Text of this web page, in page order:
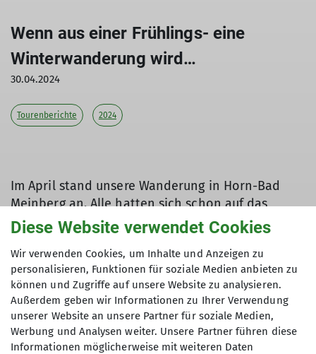
Wenn aus einer Frühlings- eine
Winterwanderung wird…
30.04.2024
Tourenberichte 2024
Im April stand unsere Wanderung in Horn-Bad
Meinberg an. Alle hatten sich schon auf das
frische Grün und die leuchtenden Rapsfelder
Starpunktes fuhren, wurde uns klar: Das wird
heute eher winterlich…
Dort angekommen: geschlossene Schneedecke,
10-15 cm Neuschnee.
Aber wir wären nicht die Sektion Minden, wenn
wir uns davon hätten abhalten lassen.
Diese Website verwendet Cookies
Wir verwenden Cookies, um Inhalte und Anzeigen zu
personalisieren, Funktionen für soziale Medien anbieten zu
können und Zugriffe auf unsere Website zu analysieren.
Außerdem geben wir Informationen zu Ihrer Verwendung
unserer Website an unsere Partner für soziale Medien,
Werbung und Analysen weiter. Unsere Partner führen diese
Informationen möglicherweise mit weiteren Daten